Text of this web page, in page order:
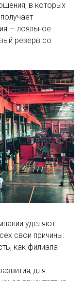
в которых
— лояльное
резерв со
уделяют
свои причины:
как филиала
для